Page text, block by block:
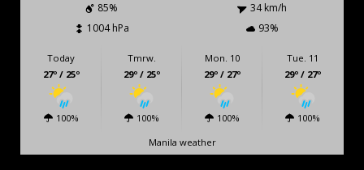
85%
34 km/h
1004 hPa
93%
Today
27º / 25º
100%
Tmrw.
29º / 25º
100%
Mon. 10
29º / 27º
100%
Tue. 11
29º / 27º
100%
Manila weather